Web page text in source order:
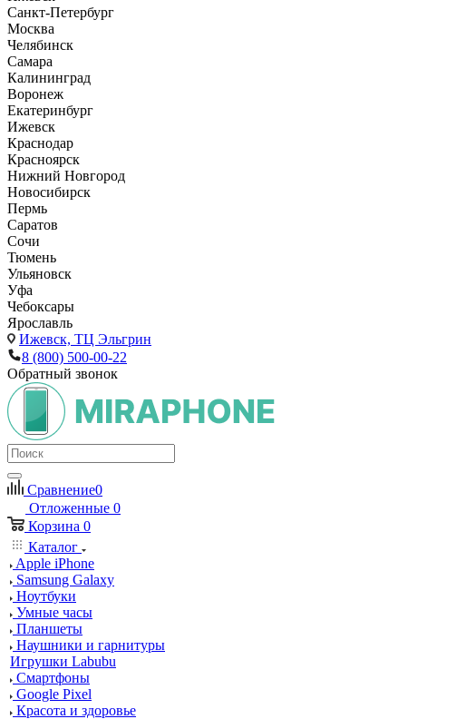
Санкт-Петербург
Москва
Челябинск
Самара
Калининград
Воронеж
Екатеринбург
Ижевск
Краснодар
Красноярск
Нижний Новгород
Новосибирск
Пермь
Саратов
Сочи
Тюмень
Ульяновск
Уфа
Чебоксары
Ярославль
Ижевск, ТЦ Эльгрин
8 (800) 500-00-22
Обратный звонок
Сравнение0
Отложенные 0
Корзина 0
Каталог
Apple iPhone
Samsung Galaxy
Ноутбуки
Умные часы
Планшеты
Наушники и гарнитуры
Игрушки Labubu
Смартфоны
Google Pixel
Красота и здоровье